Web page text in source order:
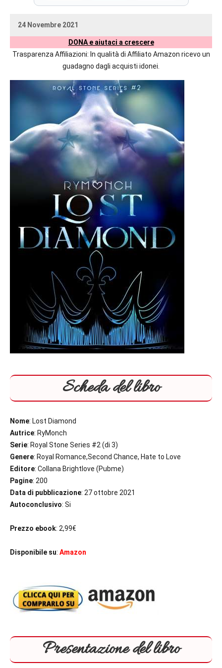
prossime
editoriali
maggiori
24 Novembre 2021
DONA e aiutaci a crescere
Trasparenza Affiliazioni: In qualità di Affiliato Amazon ricevo un
guadagno dagli acquisti idonei.
Scheda del libro
Nome: Lost Diamond
Autrice: RyMonch
Serie: Royal Stone Series #2 (di 3)
Genere: Royal Romance,Second Chance, Hate to Love
Editore: Collana Brightlove (Pubme)
Pagine: 200
Data di pubblicazione: 27 ottobre 2021
Autoconclusivo: Si
Prezzo ebook: 2,99€
Disponibile su: Amazon
Presentazione del libro